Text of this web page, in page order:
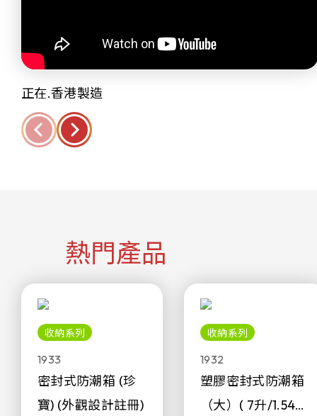
正在.香港製造
熱門產品
收納系列
1933
密封式防潮箱 (珍
寶) (外觀設計註冊)
收納系列
1932
塑膠密封式防潮箱
（大）( 7升/1.54加